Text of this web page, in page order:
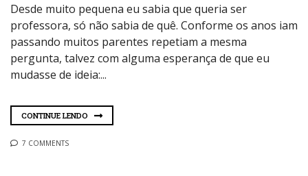
Desde muito pequena eu sabia que queria ser
professora, só não sabia de quê. Conforme os anos iam
passando muitos parentes repetiam a mesma
pergunta, talvez com alguma esperança de que eu
mudasse de ideia:...
CONTINUE LENDO
7 COMMENTS